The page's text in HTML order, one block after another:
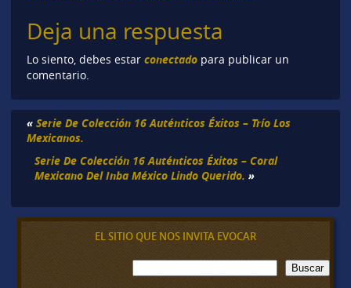
Deja una respuesta
Lo siento, debes estar conectadopara publicar un
comentario.
« Serie De Colección 16 Auténticos Éxitos – Trío Los
Mexicanos.
Serie De Colección 16 Auténticos Éxitos – Coral
Mexicano Del Inba México Lindo Querido. »
EL SITIO QUE NOS INVITA EVOCAR
B
u
Buscar